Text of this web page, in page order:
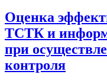
Оценка
ТСТК и
при
контроля